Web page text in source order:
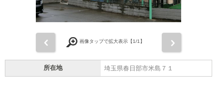
画像タップで拡大表示【1/1】
所在地 埼玉県春日部市米島７１